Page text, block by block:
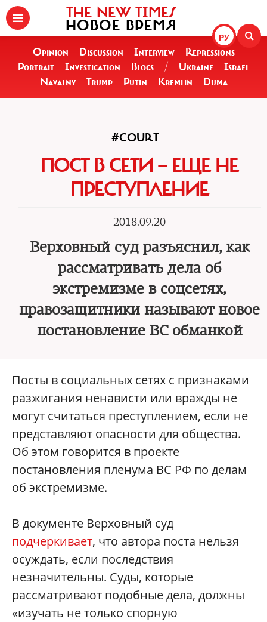
РУ
THE NEW TIMES
НОВОЕ ВРЕМЯ
Opinion Discussion Interview
Repressions
Portrait
Investigation Blogs / Ukraine
Israel
Navalny
Trump Putin Kremlin Duma
#COURT
ПОСТ В СЕТИ — ЕЩЕ НЕ
ПРЕСТУПЛЕНИЕ
2018.09.20
Верховный суд разъяснил, как
рассматривать дела об
экстремизме в соцсетях,
правозащитники называют новое
постановление ВС обманкой
Посты в социальных сетях с признаками
разжигания ненависти или вражды не
могут считаться преступлением, если не
представляют опасности для общества.
Об этом говорится в проекте
постановления пленума ВС РФ по делам
об экстремизме.
В документе Верховный суд
подчеркивает, что автора поста нельзя
осуждать, если последствия
незначительны. Суды, которые
рассматривают подобные дела, должны
«изучать не только спорную